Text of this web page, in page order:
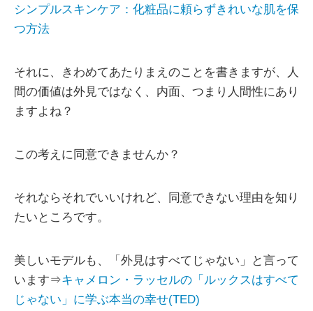
シンプルスキンケア：化粧品に頼らずきれいな肌を保
つ方法
それに、きわめてあたりまえのことを書きますが、人
間の価値は外見ではなく、内面、つまり人間性にあり
ますよね？
この考えに同意できませんか？
それならそれでいいけれど、同意できない理由を知り
たいところです。
美しいモデルも、「外見はすべてじゃない」と言って
います⇒キャメロン・ラッセルの「ルックスはすべて
じゃない」に学ぶ本当の幸せ(TED)